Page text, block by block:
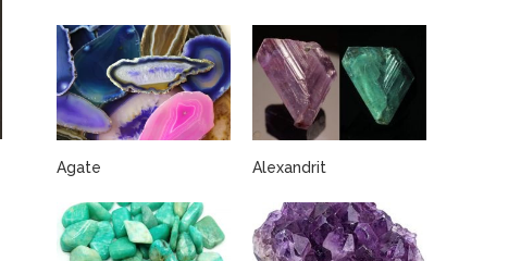
Agate Alexandrit